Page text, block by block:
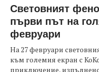
Световният
първи път на
февруари
На 27 февруари
към големия екран с
приключение,